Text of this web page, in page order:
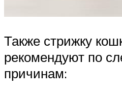
Также стрижку
рекомендуют по
причинам: